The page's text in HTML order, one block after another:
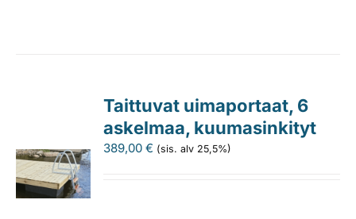
Taittuvat uimaportaat, 6
askelmaa, kuumasinkityt
389,00€ (sis. alv 25,5%)